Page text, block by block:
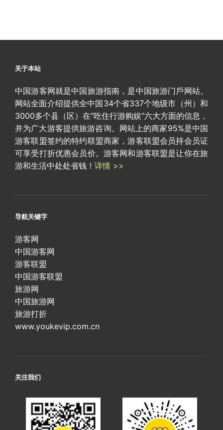
关于本站
中国游客网就是中国旅游指南，是中国旅游门戶网站。
网站全面介绍提供全中国34个省337个地级市（州）和
3000多个县（区）在“吃住行游购娱”六大方面的信息，
并为广大游客提供旅游咨询。网站上的商家95%是中国
游客联盟签约的特约联盟商家，游客联盟会员持会员证
可享受打折优惠会员价。游客网和游客联盟是让你在旅
游和生活中处处省钱！ 详情 >>
导航关键字
游客网
中国游客网
游客联盟
中国游客联盟
旅游网
中国旅游网
旅游打折
www.youkevip.com.cn
关注我们